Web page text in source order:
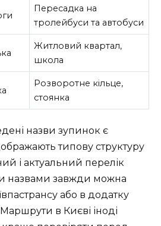
Пересадка на
тролейбуси та автобуси
Житловий квартал,
школа
Розворотне кільце,
стоянка
назви зупинок є
типову структуру
і актуальний перелік
назвами завжди можна
або в додатку
в Києві іноді